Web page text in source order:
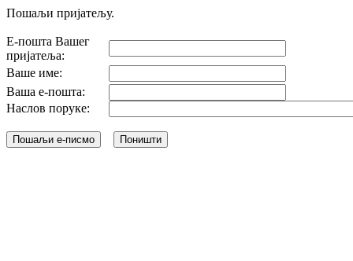
Пошаљи пријатељу.
Е-пошта Вашег
пријатеља:
Ваше име:
Ваша е-пошта:
Наслов поруке: